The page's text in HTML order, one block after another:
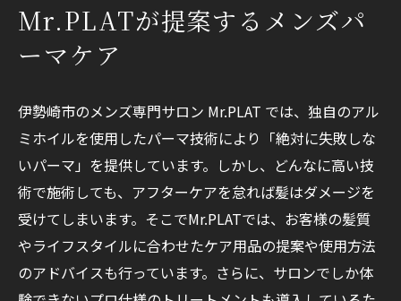
Mr.PLATが提案するメンズパ
ーマケア
伊勢崎市のメンズ専門サロン Mr.PLAT では、独自のアル
ミホイルを使用したパーマ技術により「絶対に失敗しな
いパーマ」を提供しています。しかし、どんなに高い技
術で施術しても、アフターケアを怠れば髪はダメージを
受けてしまいます。そこでMr.PLATでは、お客様の髪質
やライフスタイルに合わせたケア用品の提案や使用方法
のアドバイスも行っています。さらに、サロンでしか体